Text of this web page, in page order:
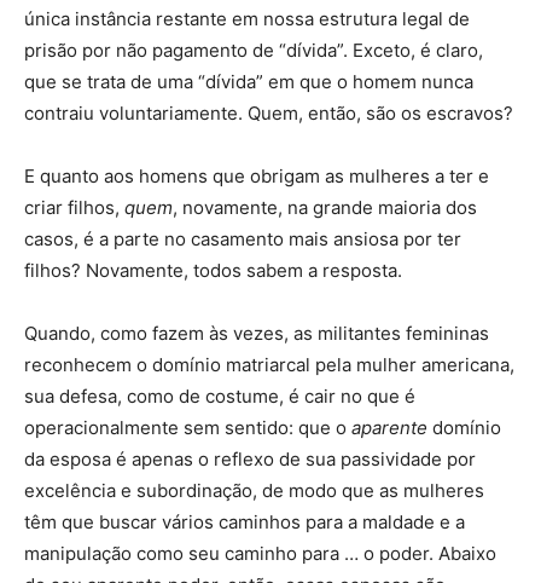
única instância restante em nossa estrutura legal de
prisão por não pagamento de “dívida”. Exceto, é claro,
que se trata de uma “dívida” em que o homem nunca
contraiu voluntariamente. Quem, então, são os escravos?
E quanto aos homens que obrigam as mulheres a ter e
criar filhos, quem, novamente, na grande maioria dos
casos, é a parte no casamento mais ansiosa por ter
filhos? Novamente, todos sabem a resposta.
Quando, como fazem às vezes, as militantes femininas
reconhecem o domínio matriarcal pela mulher americana,
sua defesa, como de costume, é cair no que é
operacionalmente sem sentido: que o aparente domínio
da esposa é apenas o reflexo de sua passividade por
excelência e subordinação, de modo que as mulheres
têm que buscar vários caminhos para a maldade e a
manipulação como seu caminho para … o poder. Abaixo